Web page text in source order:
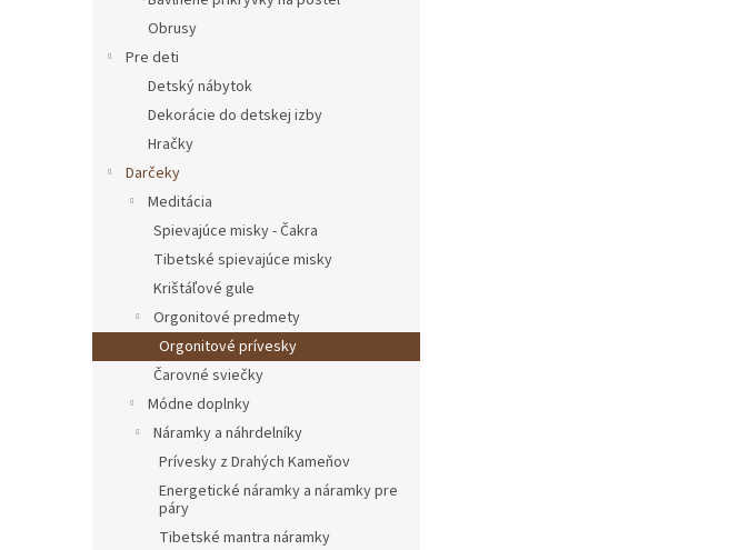
Obrusy
Pre deti
Detský nábytok
Dekorácie do detskej izby
Hračky
Darčeky
Meditácia
Spievajúce misky - Čakra
Tibetské spievajúce misky
Krištáľové gule
Orgonitové predmety
Orgonitové prívesky
Čarovné sviečky
Módne doplnky
Náramky a náhrdelníky
Prívesky z Drahých Kameňov
Energetické náramky a náramky pre
páry
Tibetské mantra náramky